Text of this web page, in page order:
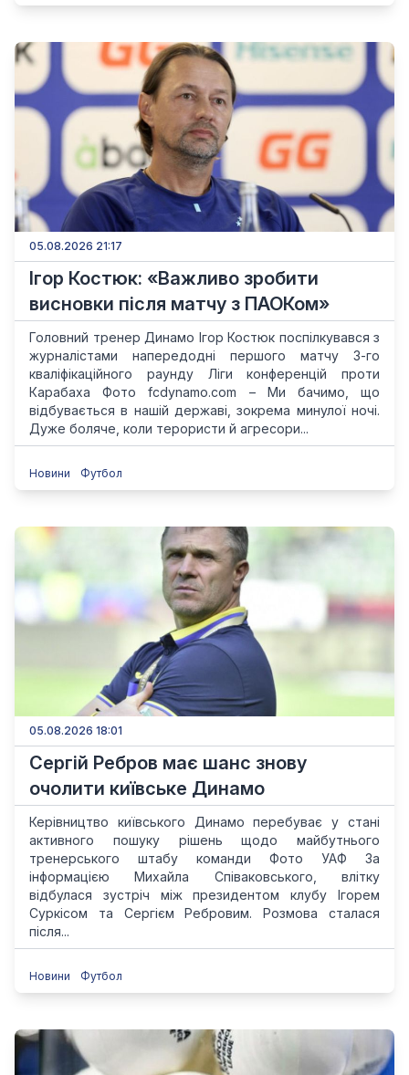
05.08.2026 21:17
Ігор Костюк: «Важливо зробити
висновки після матчу з ПАОКом»
Головний тренер Динамо Ігор Костюк поспілкувався з
журналістами напередодні першого матчу 3-го
кваліфікаційного раунду Ліги конференцій проти
Карабаха Фото fcdynamo.com – Ми бачимо, що
відбувається в нашій державі, зокрема минулої ночі.
Дуже боляче, коли терористи й агресори...
Новини Футбол
05.08.2026 18:01
Сергій Ребров має шанс знову
очолити київське Динамо
Керівництво київського Динамо перебуває у стані
активного пошуку рішень щодо майбутнього
тренерського штабу команди Фото УАФ За
інформацією Михайла Співаковського, влітку
відбулася зустріч між президентом клубу Ігорем
Суркісом та Сергієм Ребровим. Розмова сталася
після...
Новини Футбол